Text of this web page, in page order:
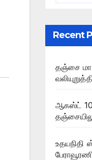
Recent
தஞ்சை
ஆகஸ்ட்
உதயநிதி